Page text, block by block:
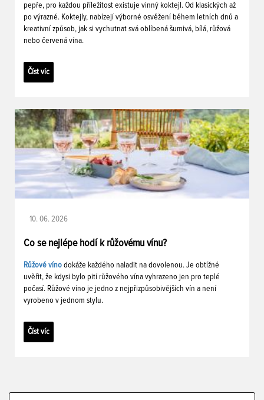
pepře, pro každou příležitost existuje vinný koktejl. Od klasických až
po výrazné. Koktejly, nabízejí výborné osvěžení během letních dnů a
kreativní způsob, jak si vychutnat svá oblíbená šumivá, bílá, růžová
nebo červená vína.
Číst víc
10. 06. 2026
Co se nejlépe hodí k růžovému vínu?
Růžové víno dokáže každého naladit na dovolenou. Je obtížné
uvěřit, že kdysi bylo pití růžového vína vyhrazeno jen pro teplé
počasí. Růžové víno je jedno z nejpřizpůsobivějších vín a není
vyrobeno v jednom stylu.
Číst víc